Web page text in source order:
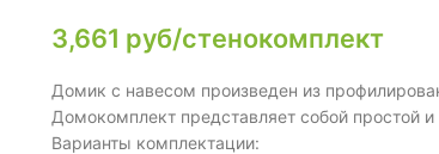
3,661 руб/стенокомплект
Домик с навесом произведен из
Домокомплект представляет собой простой
Варианты комплектации: